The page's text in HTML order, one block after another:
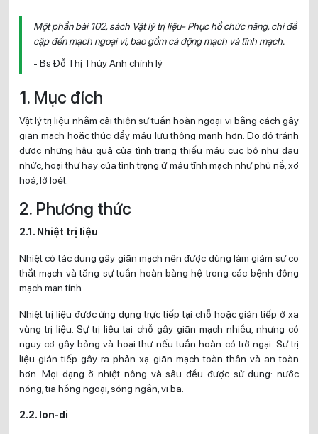
Một phần bài 102, sách Vật lý trị liệu- Phục hồ chức năng, chỉ đề
cập đến mạch ngoại vi, bao gồm cả động mạch và tĩnh mạch.
- Bs Đỗ Thị Thúy Anh chỉnh lý
1. Mục đích
Vật lý trị liệu nhằm cải thiện sự tuần hoàn ngoại vi bằng cách gây
giãn mạch hoặc thúc đẩy máu lưu thông mạnh hơn. Do đó tránh
được những hậu quả của tình trạng thiếu máu cục bộ như đau
nhức, hoại thư hay của tình trạng ứ máu tĩnh mạch như phù nề, xơ
hoá, lở loét.
2. Phương thức
2.1. Nhiệt trị liệu
Nhiệt có tác dụng gây giãn mạch nên được dùng làm giảm sự co
thắt mạch và tăng sự tuần hoàn bàng hệ trong các bệnh động
mạch mạn tính.
Nhiệt trị liệu được ứng dụng trực tiếp tại chỗ hoặc gián tiếp ở xa
vùng trị liệu. Sự trị liệu tại chỗ gây giãn mạch nhiều, nhưng có
nguy cơ gây bỏng và hoại thư nếu tuần hoàn có trở ngại. Sự trị
liệu gián tiếp gây ra phản xạ giãn mạch toàn thân và an toàn
hơn. Mọi dạng ở nhiệt nông và sâu đều được sử dụng: nước
nóng, tia hồng ngoại, sóng ngắn, vi ba.
2.2. lon-di